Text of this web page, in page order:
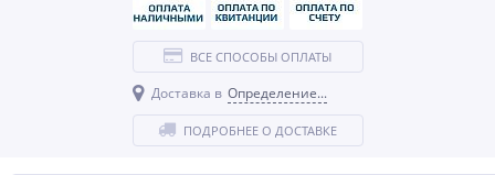
ВСЕ СПОСОБЫ ОПЛАТЫ
Доставка в Определение...
ПОДРОБНЕЕ О ДОСТАВКЕ